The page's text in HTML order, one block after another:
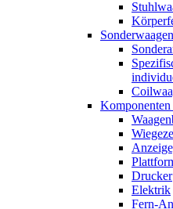
Sonderwaagen
Drucker
Elektrik
Fern-